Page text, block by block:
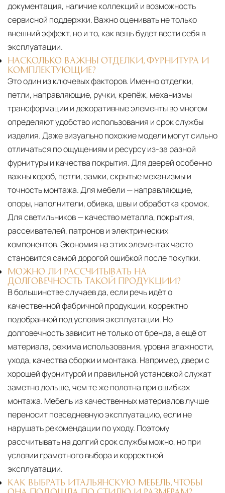
документация, наличие коллекций и возможность
сервисной поддержки. Важно оценивать не только
внешний эффект, но и то, как вещь будет вести себя в
эксплуатации.
НАСКОЛЬКО ВАЖНЫ ОТДЕЛКИ, ФУРНИТУРА И
КОМПЛЕКТУЮЩИЕ?
Это один из ключевых факторов. Именно отделки,
петли, направляющие, ручки, крепёж, механизмы
трансформации и декоративные элементы во многом
определяют удобство использования и срок службы
изделия. Даже визуально похожие модели могут сильно
отличаться по ощущениям и ресурсу из-за разной
фурнитуры и качества покрытия. Для дверей особенно
важны короб, петли, замки, скрытые механизмы и
точность монтажа. Для мебели — направляющие,
опоры, наполнители, обивка, швы и обработка кромок.
Для светильников — качество металла, покрытия,
рассеивателей, патронов и электрических
компонентов. Экономия на этих элементах часто
становится самой дорогой ошибкой после покупки.
МОЖНО ЛИ РАССЧИТЫВАТЬ НА
ДОЛГОВЕЧНОСТЬ ТАКОЙ ПРОДУКЦИИ?
В большинстве случаев да, если речь идёт о
качественной фабричной продукции, корректно
подобранной под условия эксплуатации. Но
долговечность зависит не только от бренда, а ещё от
материала, режима использования, уровня влажности,
ухода, качества сборки и монтажа. Например, двери с
хорошей фурнитурой и правильной установкой служат
заметно дольше, чем те же полотна при ошибках
монтажа. Мебель из качественных материалов лучше
переносит повседневную эксплуатацию, если не
нарушать рекомендации по уходу. Поэтому
рассчитывать на долгий срок службы можно, но при
условии грамотного выбора и корректной
эксплуатации.
КАК ВЫБРАТЬ ИТАЛЬЯНСКУЮ МЕБЕЛЬ, ЧТОБЫ